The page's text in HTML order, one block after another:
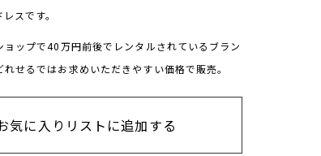
スです。
ョップで40万円前後でレンタルされているブラン
れせるではお求めいただきやすい価格で販売。
気に入りリストに追加する